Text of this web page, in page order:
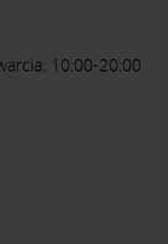
10:00-20:00